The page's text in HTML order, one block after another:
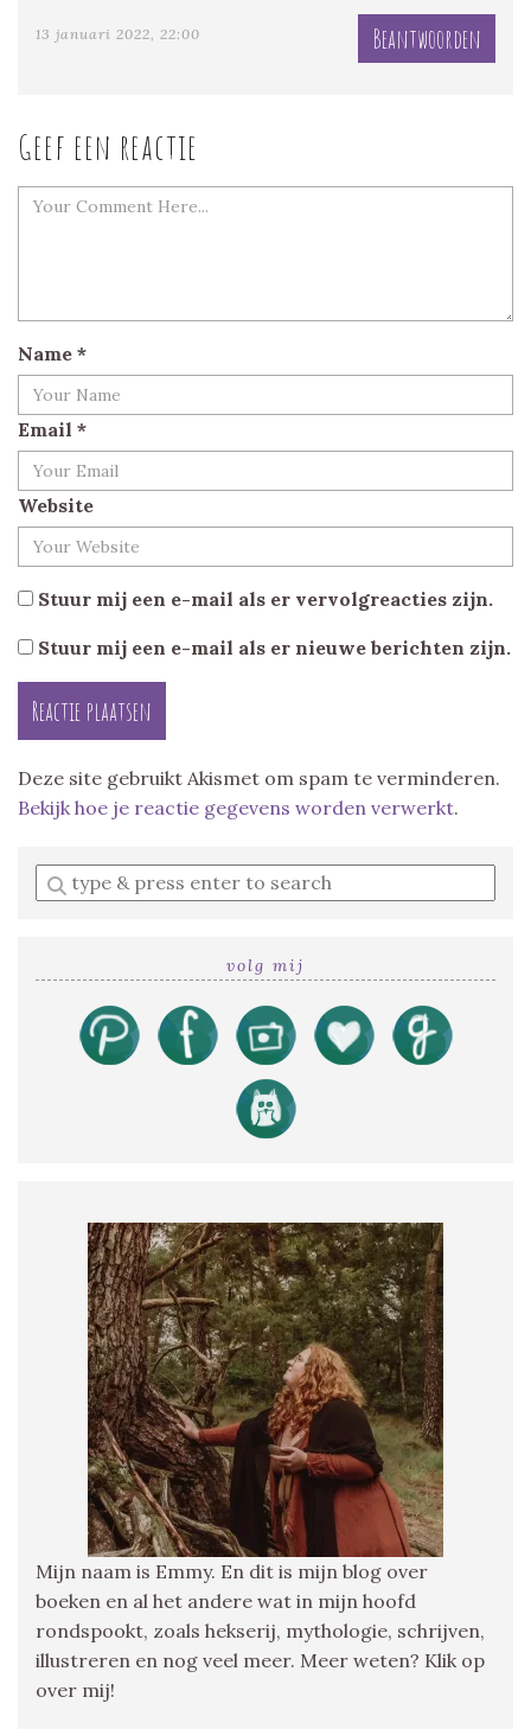
13 januari 2022, 22:00 Beantwoorden
Geef een reactie
Name *
Email *
Website
Stuur mij een e-mail als er vervolgreacties zijn.
Stuur mij een e-mail als er nieuwe berichten zijn.
Deze site gebruikt Akismet om spam te verminderen.
Bekijk hoe je reactie gegevens worden verwerkt.
Enter
a
volg mij
Mijn naam is Emmy. En dit is mijn blog over
boeken en al het andere wat in mijn hoofd
rondspookt, zoals hekserij, mythologie, schrijven,
illustreren en nog veel meer. Meer weten? Klik op
over mij!